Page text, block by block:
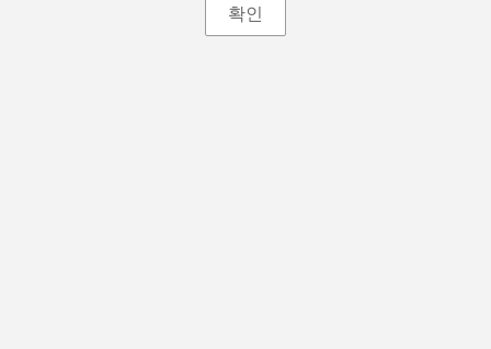
확인